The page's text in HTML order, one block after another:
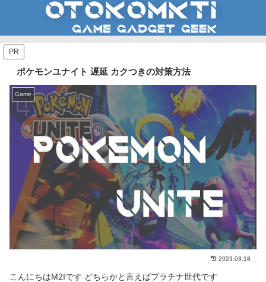
PR
ポケモンユナイト 遅延 カクつきの対策方法
Game
2023.03.18
こんにちはM2Iです どちらかと言えばプラチナ世代です